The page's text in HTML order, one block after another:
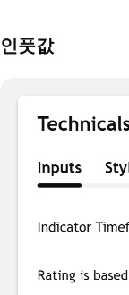
인풋값